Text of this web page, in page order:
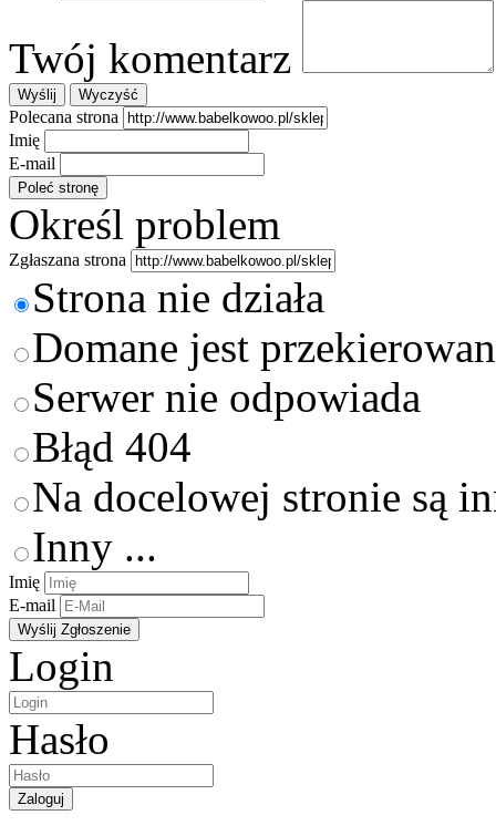
Twój komentarz
Polecana strona
Imię
E-mail
Określ problem
Zgłaszana strona
Strona nie działa
Domane jest
Serwer nie odpowiada
Błąd 404
Na docelowej stronie są
Inny ...
Imię
E-mail
Login
Hasło